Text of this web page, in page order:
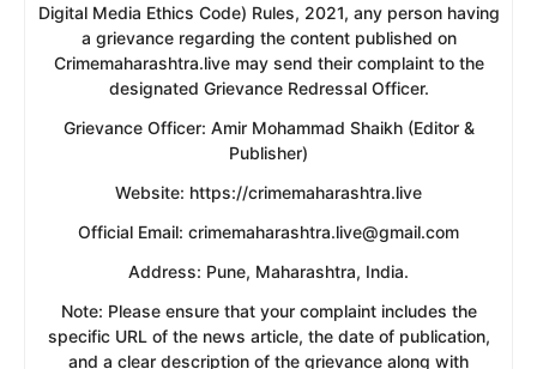
Digital Media Ethics Code) Rules, 2021, any person having
a grievance regarding the content published on
Crimemaharashtra.live may send their complaint to the
designated Grievance Redressal Officer.
​Grievance Officer: Amir Mohammad Shaikh (Editor &
Publisher)
​Website: https://crimemaharashtra.live
​Official Email: crimemaharashtra.live@gmail.com
​Address: Pune, Maharashtra, India.
​Note: Please ensure that your complaint includes the
specific URL of the news article, the date of publication,
and a clear description of the grievance along with